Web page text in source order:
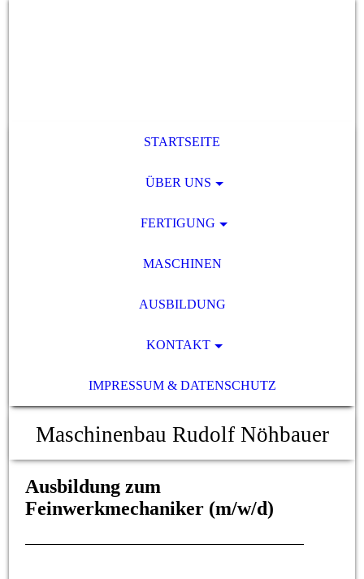
STARTSEITE
ÜBER UNS
FERTIGUNG
MASCHINEN
AUSBILDUNG
KONTAKT
IMPRESSUM & DATENSCHUTZ
Maschinenbau Rudolf Nöhbauer
Ausbildung zum
Feinwerkmechaniker (m/w/d)